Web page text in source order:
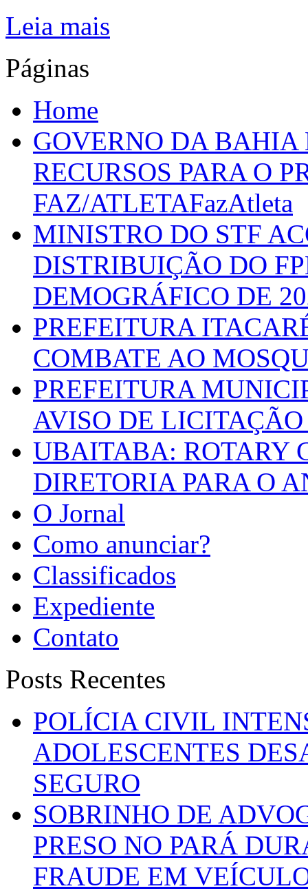
Leia mais
Páginas
Home
GOVERNO DA
RECURSOS PARA O
FAZ/ATLETAFazAtleta
MINISTRO DO STF
DISTRIBUIÇÃO DO
DEMOGRÁFICO DE
PREFEITURA
COMBATE AO
PREFEITURA
AVISO DE LICITAÇÃO
UBAITABA: ROTARY
DIRETORIA PARA O
O Jornal
Como anunciar?
Classificados
Expediente
Contato
Posts Recentes
POLÍCIA CIVIL
ADOLESCENTES
SEGURO
SOBRINHO DE
PRESO NO PARÁ
FRAUDE EM